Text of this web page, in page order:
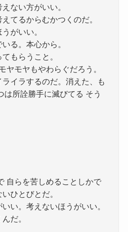
ない方がいい。
てるからむかつくのだ。
がいい。
る。本心から。
もらうこと。
ヤモヤもやわらぐだろう。
イラするのだ。消えた、も
は所詮勝手に滅びてる そう
自らを苦しめることしかで
ひとびとだ。
い。考えないほうがいい。
だ。